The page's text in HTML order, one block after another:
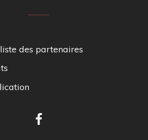
des partenaires